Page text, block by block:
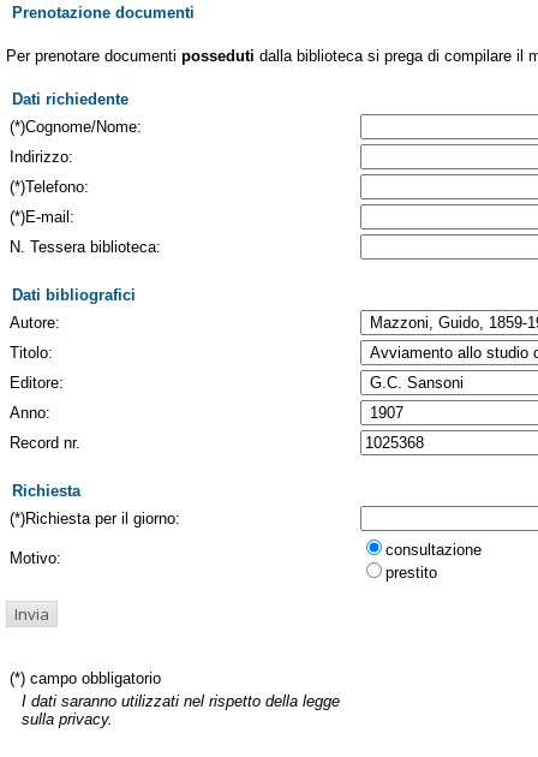
Prenotazione documenti
Per prenotare documenti posseduti dalla biblioteca si prega di compilare il
Dati richiedente
(*)Cognome/Nome:
Indirizzo:
(*)Telefono:
(*)E-mail:
N. Tessera biblioteca:
Dati bibliografici
Autore:
Titolo:
Editore:
Anno:
Record nr.
Richiesta
(*)Richiesta per il giorno:
Motivo:
consultazione
prestito
(*) campo obbligatorio
I dati saranno utilizzati nel rispetto della legge
sulla privacy.